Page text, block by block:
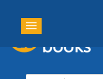
Toggle navigation